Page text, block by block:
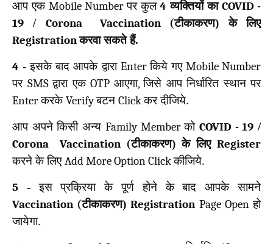
आप एक Mobile Numberपर कुल4 व्यक्तियों काCOVID -
19 / Corona Vaccination (टीकाकरण) के लिए
Registrationकरवा सकते हैं.
4 - इसके बाद आपके द्वारा Enterकिये गए Mobile Number
पर SMSद्वारा एक OTP आएगा,जिसे आप निर्धारित स्थान पर
EnterकरकेVerifyबटन Clickकर दीजिये.
आप अपने किसी अन्य Family Memberको COVID -19 /
Corona Vaccination (टीकाकरण) के लिए Register
करने के लिएAdd More Option Clickकीजिये.
5 -इस प्रक्रिया के पूर्ण होने के बाद आपके सामने
Vaccination (टीकाकरण)Registration Page Openहो
जायेगा.